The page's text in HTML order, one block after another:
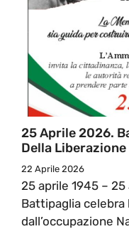
25 Aprile 2026.
Della Liberazione
22 Aprile 2026
25 aprile 1945 –
Battipaglia celebra
dall’occupazione